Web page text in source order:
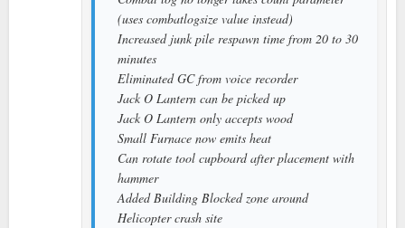
(uses combatlogsize value instead)
Increased junk pile respawn time from 20 to 30
minutes
Eliminated GC from voice recorder
Jack O Lantern can be picked up
Jack O Lantern only accepts wood
Small Furnace now emits heat
Can rotate tool cupboard after placement with
hammer
Added Building Blocked zone around
Helicopter crash site